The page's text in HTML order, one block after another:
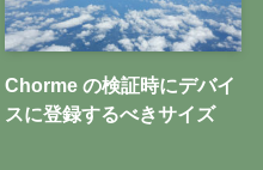
Chorme の検証時にデバイ
スに登録するべきサイズ